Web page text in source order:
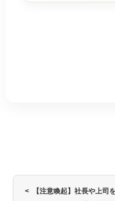
< 【注意喚起】社長や上司